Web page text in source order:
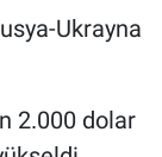
Ukrayna
2.000 dolar